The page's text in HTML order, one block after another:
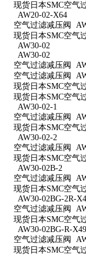
现货日本SMC空气
AW20-02-X64
空气过滤减压阀
现货日本SMC空气
AW30-02
AW30-02
空气过滤减压阀
空气过滤减压阀
现货日本SMC空气
现货日本SMC空气
AW30-02-1
空气过滤减压阀
现货日本SMC空气
AW30-02-2
空气过滤减压阀
现货日本SMC空气
AW30-02B-2
空气过滤减压阀
现货日本SMC空气
AW30-02BG-2R-
空气过滤减压阀
现货日本SMC空气
AW30-02BG-R-
空气过滤减压阀
现货日本SMC空气